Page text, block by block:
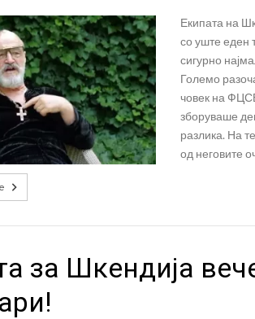
Екипата на
со уште еден
сигурно
Големо
човек на
зборуваше
разлика. На
од неговите
за Шкендија